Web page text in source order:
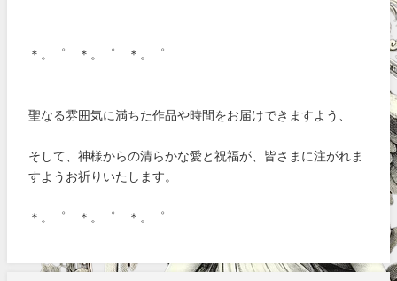
＊。゜ ＊。゜ ＊。゜
聖なる雰囲気に満ちた作品や時間をお届けできますよう、
そして、神様からの清らかな愛と祝福が、皆さまに注がれま
すようお祈りいたします。
＊。゜ ＊。゜ ＊。゜